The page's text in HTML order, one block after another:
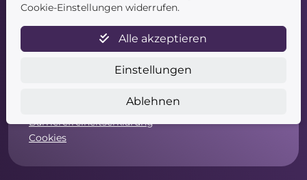
Newsletter
Datenschutz
Widerrufsformular
Barrierefreiheitserklärung
Cookies
Cookie-Einstellungen widerrufen.
Alle akzeptieren
Einstellungen
Ablehnen